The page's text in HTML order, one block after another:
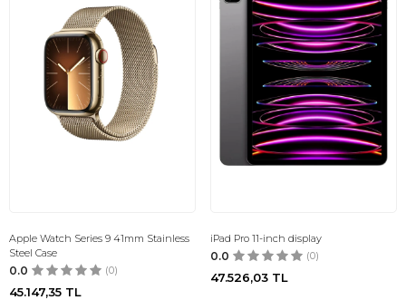
Apple Watch Series 9 41mm Stainless
Steel Case
0.0 (0)
45.147,35 TL
iPad Pro 11-inch display
0.0 (0)
47.526,03 TL